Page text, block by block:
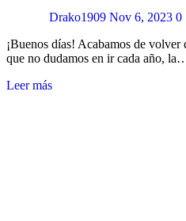
Drako1909 Nov 6, 2023 0
¡Buenos días! Acabamos de
que no dudamos en ir cada año,
Leer más